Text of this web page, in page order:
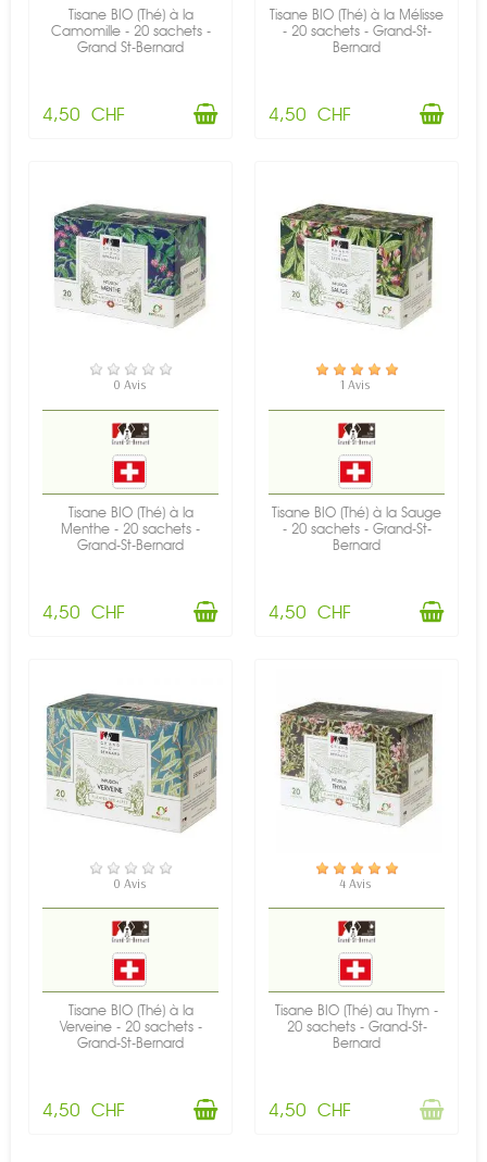
Tisane BIO (Thé) à la
Camomille - 20 sachets -
Grand St-Bernard
4,50 CHF
Tisane BIO (Thé) à la Mélisse
- 20 sachets - Grand-St-
Bernard
4,50 CHF
EN STOCK
0 Avis
Tisane BIO (Thé) à la
Menthe - 20 sachets -
Grand-St-Bernard
4,50 CHF
EN STOCK
1 Avis
Tisane BIO (Thé) à la Sauge
- 20 sachets - Grand-St-
Bernard
4,50 CHF
EN STOCK
0 Avis
Tisane BIO (Thé) à la
Verveine - 20 sachets -
Grand-St-Bernard
4,50 CHF
RUPTURE DE STOCK
4 Avis
Tisane BIO (Thé) au Thym -
20 sachets - Grand-St-
Bernard
4,50 CHF